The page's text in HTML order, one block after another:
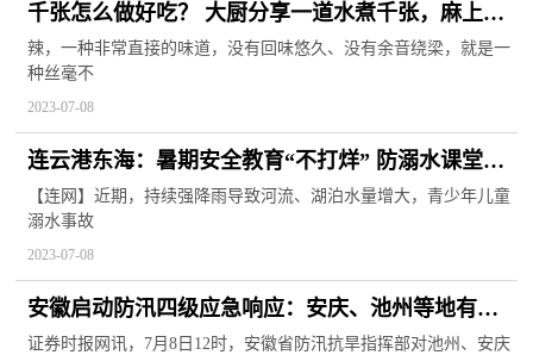
千张怎么做好吃？ 大厨分享一道水煮千张，麻上头
辣上瘾，吃的酣畅淋漓，汤干盆净
辣，一种非常直接的味道，没有回味悠久、没有余音绕梁，就是一
种丝毫不
2023-07-08
连云港东海：暑期安全教育“不打烊” 防溺水课堂搬
到水库边
【连网】近期，持续强降雨导致河流、湖泊水量增大，青少年儿童
溺水事故
2023-07-08
安徽启动防汛四级应急响应：安庆、池州等地有暴
雨或大暴雨
证券时报网讯，7月8日12时，安徽省防汛抗旱指挥部对池州、安庆